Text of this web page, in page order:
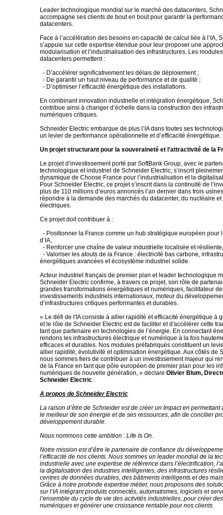
Leader technologique mondial sur le marché des datacenters,
accompagne ses clients de bout en bout pour garantir la
datacenters.
Face à l’accélération des besoins en capacité de calcul liée à l’IA,
s’appuie sur cette expertise étendue pour leur proposer une
modularisation et l’industrialisation des infrastructures. Les
datacenters permettent :
- D’accélérer significativement les délais de déploiement ;
- De garantir un haut niveau de performance et de qualité ;
- D’optimiser l’efficacité énergétique des installations.
En combinant innovation industrielle et intégration énergétique,
contribue ainsi à changer d’échelle dans la construction des
numériques critiques.
Schneider Electric embarque de plus l’IA dans toutes ses
un levier de performance opérationnelle et d’efficacité énergétique.
Un projet structurant pour la souveraineté et l’attractivité de la
Le projet d’investissement porté par SoftBank Group, avec le
technologique et industriel de Schneider Electric, s’inscrit
dynamique de Choose France pour l’industrialisation et la
Pour Schneider Electric, ce projet s’inscrit dans la continuité de
plus de 110 millions d’euros annoncés l’an dernier dans trois
répondre à la demande des marchés du datacenter, du nucléaire
électriques.
Ce projet doit contribuer à :
- Positionner la France comme un hub stratégique européen pour
d’IA,
- Renforcer une chaîne de valeur industrielle localisée et résiliente,
- Valoriser les atouts de la France : électricité bas carbone,
énergétiques avancées et écosystème industriel solide.
Acteur industriel français de premier plan et leader technologique
Schneider Electric confirme, à travers ce projet, son rôle de
grandes transformations énergétiques et numériques, facilitateur
investissements industriels internationaux, moteur du
d’infrastructures critiques performantes et durables.
« Le défi de l'IA consiste à allier rapidité et efficacité énergétique à
et le rôle de Schneider Electric est de faciliter et d'accélérer cette
tant que partenaire en technologies de l’énergie. En connectant
rendons les infrastructures électrique et numérique à la fois
efficaces et durables. Nos modules préfabriqués constituent un
allier rapidité, évolutivité et optimisation énergétique. Aux côtés de
nous sommes fiers de contribuer à un investissement majeur qui
de la France en tant que pôle européen de premier plan pour les
numériques de nouvelle génération, » déclare Olivier Blum,
Schneider Electric.
A propos de Schneider Electric
La raison d’être de Schneider est de créer un Impact en permettant
le meilleur de son énergie et de ses ressources, afin de concilier
développement durable.
Nous nommons cette ambition : Life Is On.
Notre mission est d’être le partenaire de confiance du
l’efficacité de nos clients. Nous sommes un leader mondial de la
industrielle avec une expertise de référence dans l’électrification,
la digitalisation des industries intelligentes, des infrastructures
centres de données durables, des bâtiments intelligents et des
Grâce à notre profonde expertise métier, nous proposons des
sur l’IA intégrant produits connectés, automatismes, logiciels et
l’ensemble du cycle de vie des activités industrielles, pour créer
numériques et générer une croissance rentable pour nos clients.